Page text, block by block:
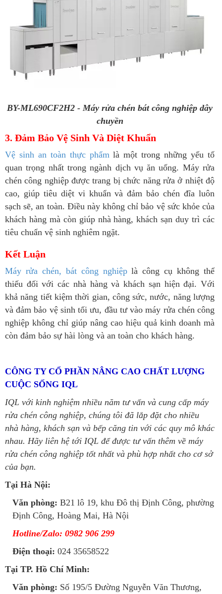
BY-ML690CF2H2 - Máy rửa chén bát công nghiệp dây
chuyền
3. Đảm Bảo Vệ Sinh Và Diệt Khuẩn
Vệ sinh an toàn thực phẩm là một trong những yếu tố
quan trọng nhất trong ngành dịch vụ ăn uống. Máy rửa
chén công nghiệp được trang bị chức năng rửa ở nhiệt độ
cao, giúp tiêu diệt vi khuẩn và đảm bảo chén đĩa luôn
sạch sẽ, an toàn. Điều này không chỉ bảo vệ sức khỏe của
khách hàng mà còn giúp nhà hàng, khách sạn duy trì các
tiêu chuẩn vệ sinh nghiêm ngặt.
Kết Luận
Máy rửa chén, bát công nghiệplà công cụ không thể
thiếu đối với các nhà hàng và khách sạn hiện đại. Với
khả năng tiết kiệm thời gian, công sức, nước, năng lượng
và đảm bảo vệ sinh tối ưu, đầu tư vào máy rửa chén công
nghiệp không chỉ giúp nâng cao hiệu quả kinh doanh mà
còn đảm bảo sự hài lòng và an toàn cho khách hàng.
CÔNG TY CỔ PHẦN NÂNG CAO CHẤT LƯỢNG
CUỘC SỐNG IQL
IQL với kinh nghiệm nhiều năm tư vấn và cung cấp máy
rửa chén công nghiệp, chúng tôi đã lắp đặt cho nhiều
nhà hàng, khách sạn và bếp căng tin với các quy mô khác
nhau. Hãy liên hệ tới IQL để được tư vấn thêm về máy
rửa chén công nghiệp tốt nhất và phù hợp nhất cho cơ sở
của bạn.
Tại Hà Nội:
Văn phòng: B21 lô 19, khu Đô thị Định Công, phường
Định Công, Hoàng Mai, Hà Nội
Hotline/Zalo: 0982 906 299
Điện thoại: 024 35658522
Tại TP. Hồ Chí Minh:
Văn phòng: Số 195/5 Đường Nguyễn Văn Thương,